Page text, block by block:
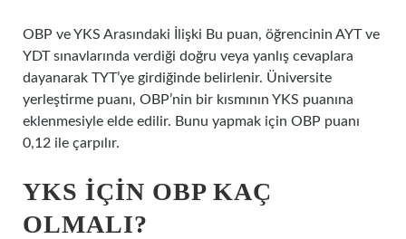
OBP ve YKS Arasındaki İlişki Bu puan, öğrencinin AYT ve
YDT sınavlarında verdiği doğru veya yanlış cevaplara
dayanarak TYT’ye girdiğinde belirlenir. Üniversite
yerleştirme puanı, OBP’nin bir kısmının YKS puanına
eklenmesiyle elde edilir. Bunu yapmak için OBP puanı
0,12 ile çarpılır.
YKS IÇIN OBP KAÇ
OLMALI?